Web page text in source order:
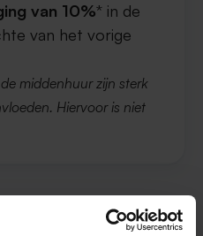
van 10%* in de
van het vorige
middenhuur zijn sterk
Hiervoor is niet
voor de vrije